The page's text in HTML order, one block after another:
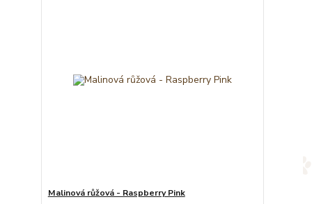
Malinová růžová - Raspberry Pink